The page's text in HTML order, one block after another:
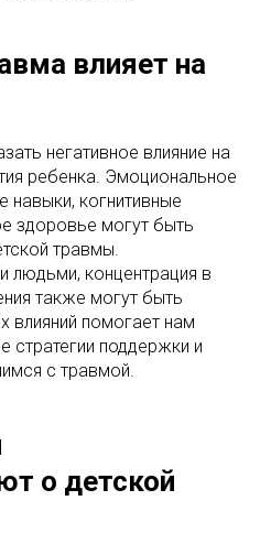
влияет на
негативное влияние на
ребенка. Эмоциональное
навыки, когнитивные
здоровье могут быть
травмы.
людьми, концентрация в
также могут быть
влияний помогает нам
стратегии поддержки и
с травмой.
о детской